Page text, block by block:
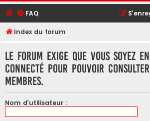
FAQ
Index du forum
Le forum exige que vous soyez
connecté pour pouvoir
membres.
Nom d’utilisateur :